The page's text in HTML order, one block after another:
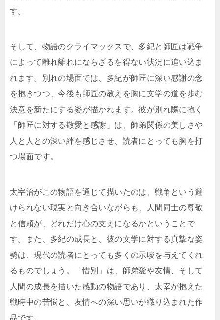
す。
そして、物語のクライマックスで、多紀と師匠は戦争
によって離れ離れにならざるを得ない状況に追い込ま
れます。別れの場面では、多紀が師匠に深い感謝の念
を抱きつつ、今後も師匠の教えを胸に文学の道を歩む
決意を新たにする姿が描かれます。彼が別れ際に抱く
「師匠に対する敬愛と感謝」は、師弟関係の美しさや
人と人との深い絆を感じさせ、読者にとっても胸を打
つ場面です。
太宰治がこの物語を通じて描いたのは、戦争という避
けられない現実と向き合いながらも、人間同士の尊敬
と信頼が、どれだけ心の支えになるかということで
す。また、多紀の成長と、彼の文学に対する真摯な姿
勢は、現代の読者にとっても多くの示唆を与えてくれ
るものでしょう。「惜別」は、師弟愛や友情、そして
人間の成長を描いた感動の物語であり、太宰が抱えた
戦時中の苦悩と、友情への深い思いが織り込まれた作
品です。